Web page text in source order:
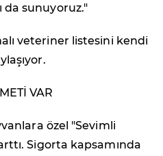
da sunuyoruz."
veteriner listesini kendi
VAR
özel "Sevimli
Sigorta kapsamında